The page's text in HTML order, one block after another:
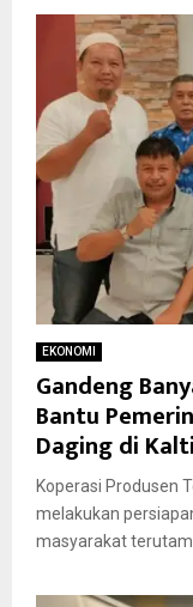
EKONOMI
Gandeng
Bantu
Daging di
Koperasi Produsen
melakukan
masyarakat